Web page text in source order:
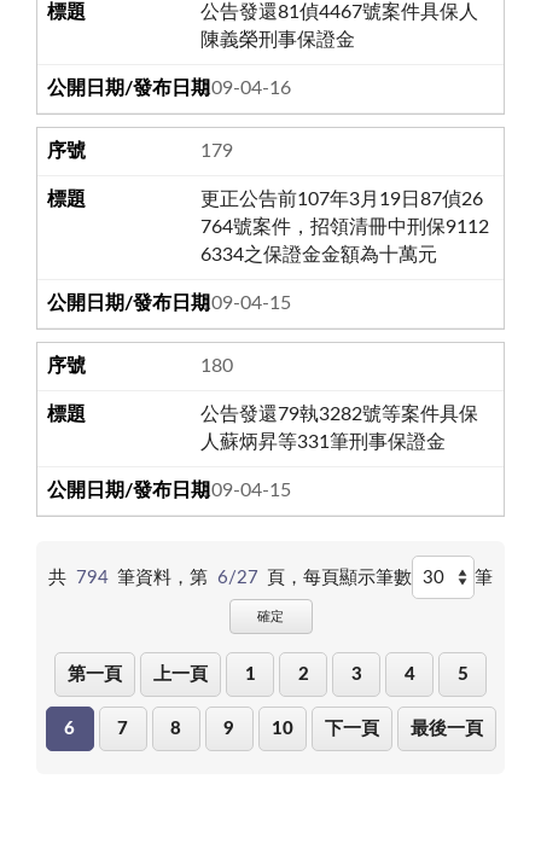
公告發還81偵4467號案件具保人
陳義榮刑事保證金
109-04-16
179
更正公告前107年3月19日87偵26
764號案件，招領清冊中刑保9112
6334之保證金金額為十萬元
109-04-15
180
公告發還79執3282號等案件具保
人蘇炳昇等331筆刑事保證金
109-04-15
共 794 筆資料，第 6/27 頁，每頁顯示筆數 筆
確定
第一頁 上一頁 1 2 3 4 5
6 7 8 9 10 下一頁 最後一頁